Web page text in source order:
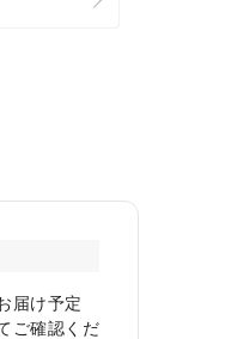
届け予定
ご確認くだ